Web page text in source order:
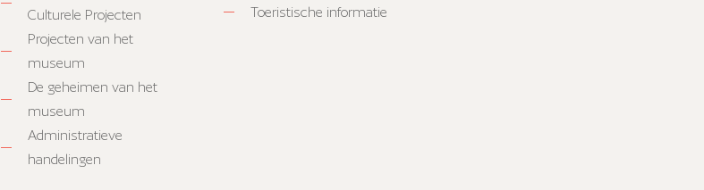
Culturele Projecten
Projecten van het
museum
De geheimen van het
museum
Administratieve
handelingen
Toeristische informatie